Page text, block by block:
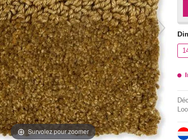
Survolez pour zoomer